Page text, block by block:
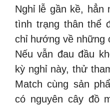
Nghỉ lễ gần kề, hẳn
tình trạng thân thể
chỉ hướng về những
Nếu vẫn đau đầu
kỳ nghỉ này, thử
Match cùng sản
có nguyên cây đồ